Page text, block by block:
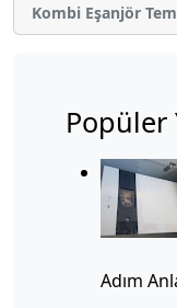
Kombi Eşanjör
Popüler
Adım